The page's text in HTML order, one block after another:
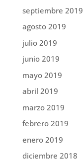
septiembre 2019
agosto 2019
julio 2019
junio 2019
mayo 2019
abril 2019
marzo 2019
febrero 2019
enero 2019
diciembre 2018